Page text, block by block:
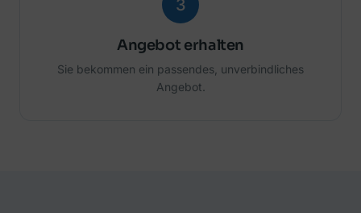
3
Angebot erhalten
Sie bekommen ein passendes, unverbindliches
Angebot.